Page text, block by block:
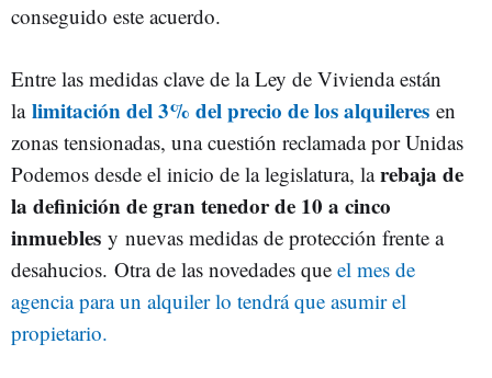
conseguido este acuerdo.
Entre las medidas clave de la Ley de Vivienda están
la limitación del 3% del precio de los alquileres en
zonas tensionadas, una cuestión reclamada por Unidas
Podemos desde el inicio de la legislatura, larebaja de
la definición de gran tenedor de 10 a cinco
inmuebles y nuevas medidas de protección frente a
desahucios. Otra de las novedades que el mes de
agencia para un alquiler lo tendrá que asumir el
propietario.